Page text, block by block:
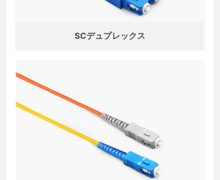
SCデュプレックス